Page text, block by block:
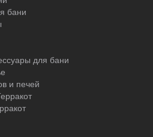
бани
для бани
и печей